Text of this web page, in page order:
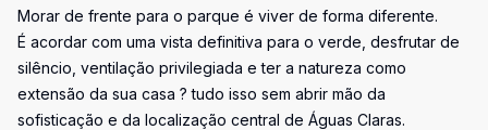
Morar de frente para o parque é viver de forma diferente.
É acordar com uma vista definitiva para o verde, desfrutar de
silêncio, ventilação privilegiada e ter a natureza como
extensão da sua casa ? tudo isso sem abrir mão da
sofisticação e da localização central de Águas Claras.